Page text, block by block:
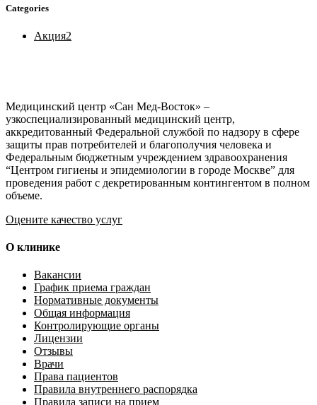
Categories
Акция2
Медицинский центр «Сан Мед-Восток» –
узкоспециализированный медицинский центр,
аккредитованный Федеральной службой по надзору в сфере
защиты прав потребителей и благополучия человека и
Федеральным бюджетным учреждением здравоохранения
“Центром гигиены и эпидемиологии в городе Москве” для
проведения работ с декретированным контингентом в полном
объеме.
Оцените качество услуг
О клинике
Вакансии
График приема граждан
Нормативные документы
Общая информация
Контролирующие органы
Лицензии
Отзывы
Врачи
Права пациентов
Правила внутреннего распорядка
Правила записи на прием